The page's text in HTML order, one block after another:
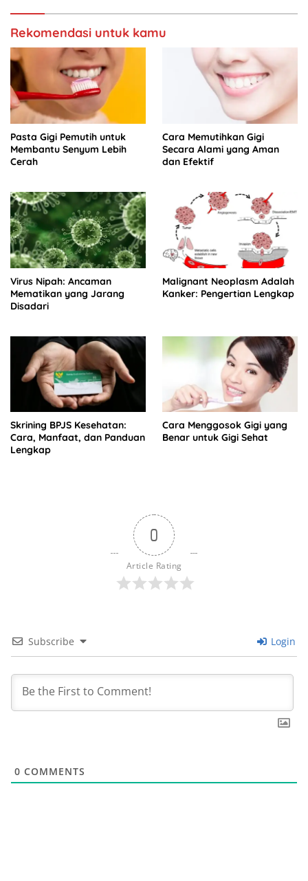
Rekomendasi untuk kamu
Pasta Gigi Pemutih untuk
Membantu Senyum Lebih
Cerah
Cara Memutihkan Gigi
Secara Alami yang Aman
dan Efektif
Virus Nipah: Ancaman
Mematikan yang Jarang
Disadari
Malignant Neoplasm Adalah
Kanker: Pengertian Lengkap
Skrining BPJS Kesehatan:
Cara, Manfaat, dan Panduan
Lengkap
Cara Menggosok Gigi yang
Benar untuk Gigi Sehat
0
Article Rating
Subscribe Login
0 COMMENTS